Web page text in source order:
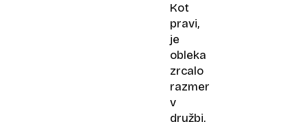
Kot
pravi,
je
obleka
zrcalo
razmer
v
družbi,